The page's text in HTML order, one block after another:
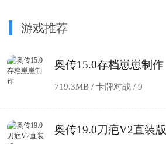
游戏推荐
奥传15.0存档崽崽制作
719.3MB / 卡牌对战 /9
奥传19.0刀疤V2直装版